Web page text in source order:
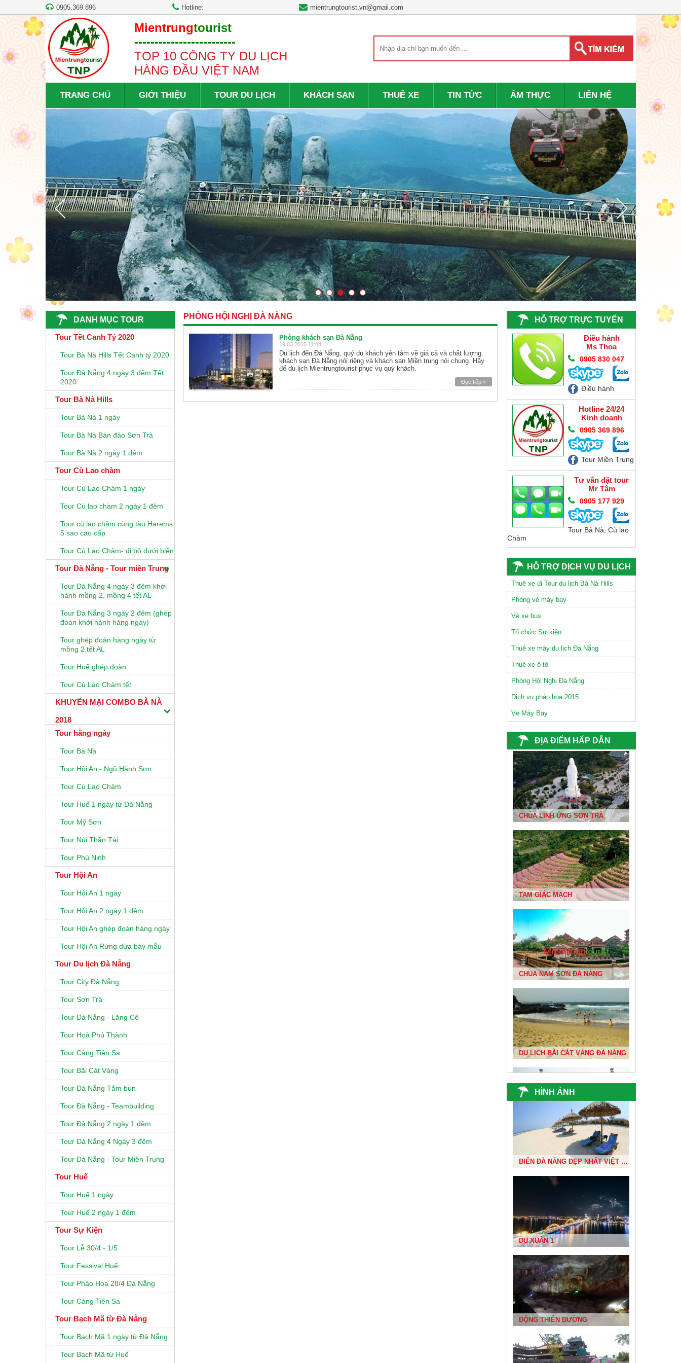
0905.369.896 Hotline: mientrungtourist.vn@gmail.com
Mientrungtourist
-------------------------
TOP 10 CÔNG TY DU LỊCH
HÀNG ĐẦU VIỆT NAM
TRANG CHỦ GIỚI THIỆU TOUR DU LỊCH KHÁCH SẠN THUÊ XE TIN TỨC ẨM THỰC LIÊN HỆ
DANH MỤC TOUR
Tour Tết Canh Tý 2020
Tour Bà Nà Hills Tết Canh tý 2020
Tour Đà Nẵng 4 ngày 3 đêm Tết
2020
Tour Bà Nà Hills
Tour Bà Nà 1 ngày
Tour Bà Nà Bán đảo Sơn Trà
Tour Bà Nà 2 ngày 1 đêm
Tour Cù Lao chàm
Tour Cù Lao Chàm 1 ngày
Tour Cù lao chàm 2 ngày 1 đêm
Tour cù lao chàm cùng tàu Harems
5 sao cao cấp
Tour Cù Lao Chàm- đi bộ dưới biển
Tour Đà Nẵng - Tour miền Trung
Tour Đà Nẵng 4 ngày 3 đêm khởi
hành mồng 2, mồng 4 tết AL
Tour Đà Nẵng 3 ngày 2 đêm (ghép
đoàn khởi hành hàng ngày)
Tour ghép đoàn hàng ngày từ
mồng 2 tết AL
Tour Huế ghép đoàn
Tour Cù Lao Chàm tết
KHUYẾN MẠI COMBO BÀ NÀ
2018
Tour hằng ngày
Tour Bà Nà
Tour Hội An - Ngũ Hành Sơn
Tour Cù Lao Chàm
Tour Huế 1 ngày từ Đà Nẵng
Tour Mỹ Sơn
Tour Núi Thần Tài
Tour Phú Ninh
Tour Hội An
Tour Hội An 1 ngày
Tour Hội An 2 ngày 1 đêm
Tour Hội An ghép đoàn hàng ngày
Tour Hội An Rừng dừa bảy mẫu
Tour Du lịch Đà Nẵng
Tour City Đà Nẵng
Tour Sơn Trà
Tour Đà Nẵng - Lăng Cô
Tour Hoà Phú Thành
Tour Cảng Tiên Sa
Tour Bãi Cát Vàng
Tour Đà Nẵng Tắm bùn
Tour Đà Nẵng - Teambuilding
Tour Đà Nẵng 2 ngày 1 đêm
Tour Đà Nẵng 4 Ngày 3 đêm
Tour Đà Nẵng - Tour Miền Trung
Tour Huế
Tour Huế 1 ngày
Tour Huế 2 ngày 1 đêm
Tour Sự Kiện
Tour Lễ 30/4 - 1/5
Tour Fessival Huế
Tour Pháo Hoa 28/4 Đà Nẵng
Tour Cảng Tiên Sa
Tour Bạch Mã từ Đà Nẵng
Tour Bạch Mã 1 ngày từ Đà Nẵng
Tour Bạch Mã từ Huế
PHÒNG HỘI NGHỊ ĐÀ NẴNG
Phòng khách sạn Đà Nẵng
19.03.2015 11:04
Du lịch đến Đà Nẵng, quý du khách yên tâm về giá cả và chất lượng
khách sạn Đà Nẵng nói riêng và khách sạn Miền trung nói chung. Hãy
để du lịch Mientrungtourist phục vụ quý khách.
Đọc tiếp »
HỖ TRỢ TRỰC TUYẾN
Điều hành
Ms Thoa
0905 830 047
Điều hành
Hotline 24/24
Kinh doanh
0905 369 896
Tour Miền Trung
Tư vấn đặt tour
Mr Tâm
0905 177 929
Tour Bà Nà, Cù lao
Chàm
HỖ TRỢ DỊCH VỤ DU LỊCH
Thuê xe đi Tour du lịch Bà Nà Hills
Phòng vé máy bay
Vé xe bus
Tổ chức Sự kiện
Thuê xe máy du lịch Đà Nẵng
Thuê xe ô tô
Phòng Hội Nghị Đà Nẵng
Dịch vụ pháo hoa 2015
Vé Máy Bay
ĐỊA ĐIỂM HẤP DẪN
CHÙA LINH ỨNG SƠN TRÀ
TAM GIÁC MẠCH
CHÙA NAM SƠN ĐÀ NẴNG
CHÙA LINH ỨNG SƠN TRÀ
TAM GIÁC MẠCH
CHÙA NAM SƠN ĐÀ NẴNG
DU LỊCH BÃI CÁT VÀNG ĐÀ NẴNG
ĐỀN BÀ TRIỆU
HÌNH ẢNH
BIỂN ĐÀ NẴNG ĐẸP NHẤT VIỆT NAM
DU XUÂN 1
ĐỘNG THIÊN ĐƯỜNG
BIỂN ĐÀ NẴNG ĐẸP NHẤT VIỆT NAM
DU XUÂN 1
ĐỘNG THIÊN ĐƯỜNG
TOUR THAM QUAN MIỀN TRUNG CỦA DỰ ÁN PHÁT TRIỂN CỘNG ĐỒNG BÌNH THUẬN